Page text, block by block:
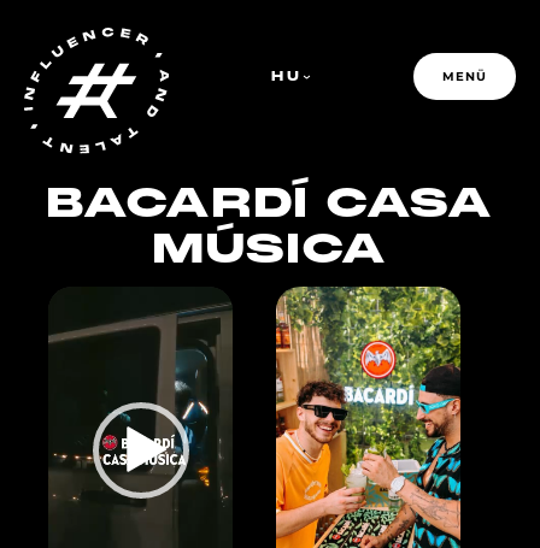
HU MENÜ
PFR GROUP
BACARDÍ CASA
MÚSICA
Videólejátszó